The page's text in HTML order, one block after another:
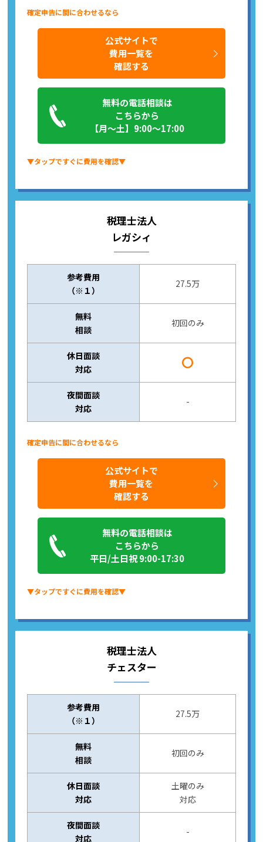
確定申告に間に合わせるなら
公式サイトで
費用一覧を
確認する
無料の電話相談は
こちらから
【月～土】9:00～17:00
▼タップですぐに費用を確認▼
税理士法人
レガシィ
参考費用
（※１）
27.5万
無料
相談
初回のみ
休日面談
対応
〇
夜間面談
対応
-
確定申告に間に合わせるなら
公式サイトで
費用一覧を
確認する
無料の電話相談は
こちらから
平日/土日祝 9:00-17:30
▼タップですぐに費用を確認▼
税理士法人
チェスター
参考費用
（※１）
27.5万
無料
相談
初回のみ
休日面談
対応
土曜のみ
対応
夜間面談
対応
-